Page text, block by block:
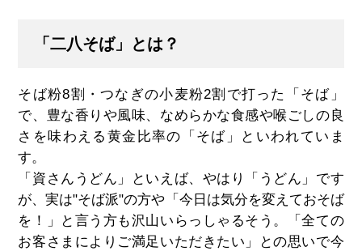
「二八そば」とは？
そば粉8割・つなぎの小麦粉2割で打った「そば」
で、豊な香りや風味、なめらかな食感や喉ごしの良
さを味わえる黄金比率の「そば」といわれていま
す。
「資さんうどん」といえば、やはり「うどん」です
が、実は"そば派"の方や「今日は気分を変えておそば
を！」と言う方も沢山いらっしゃるそう。「全ての
お客さまによりご満足いただきたい」との思いで今